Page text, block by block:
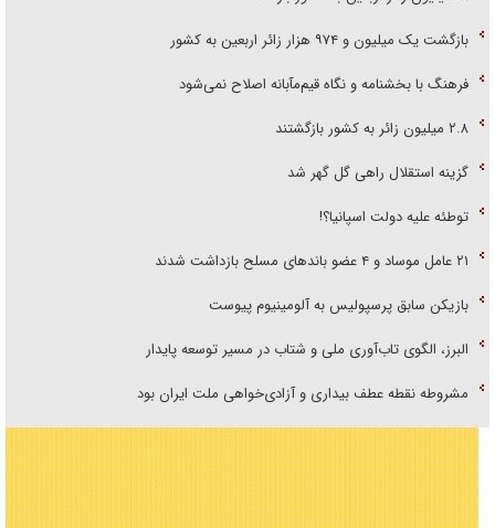
بازگشت یک میلیون و ۹۷۴ هزار زائر اربعین به کشور
فرهنگ با بخشنامه و نگاه قیم‌مآبانه اصلاح نمی‌شود
۲.۸ میلیون زائر به کشور بازگشتند
گزینه استقلال راهی گل گهر شد
توطئه علیه دولت اسپانیا؟!
۲۱ عامل موساد و ۴ عضو باند‌های مسلح بازداشت شدند
بازیکن سابق پرسپولیس به آلومینیوم پیوست
البرز، الگوی تاب‌آوری ملی و شتاب در مسیر توسعه پایدار
مشروطه نقطه عطف بیداری و آزادی‌خواهی ملت ایران بود